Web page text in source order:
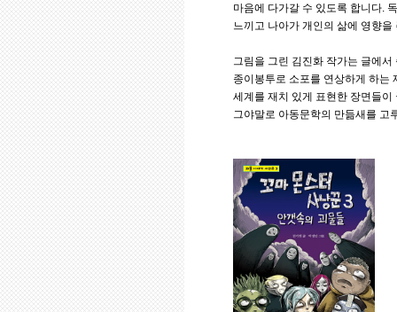
마음에 다가갈 수 있도록 합니다.
느끼고 나아가 개인의 삶에 영향
그림을 그린 김진화 작가는 글에
종이봉투로 소포를 연상하게 하는
세계를 재치 있게 표현한 장면들
그야말로 아동문학의 만듦새를 고